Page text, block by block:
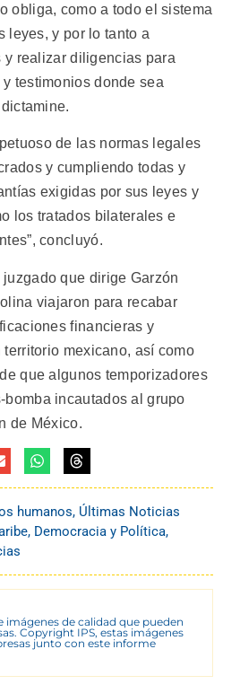
obliga, como a todo el sistema
leyes, y por lo tanto a
realizar diligencias para
testimonios donde sea
de las normas legales
y cumpliendo todas y
exigidas por sus leyes y
los tratados bilaterales e
concluyó.
que dirige Garzón
viajaron para recabar
financieras y
territorio mexicano, así como
que algunos temporizadores
incautados al grupo
de México.
humanos, Últimas Noticias
, Democracia y Política,
imágenes de calidad que pueden
Copyright IPS, estas imágenes
junto con este informe